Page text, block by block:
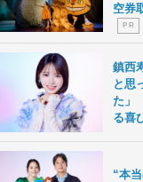
空券
P R
鎮西
と思
た」
る喜
“本